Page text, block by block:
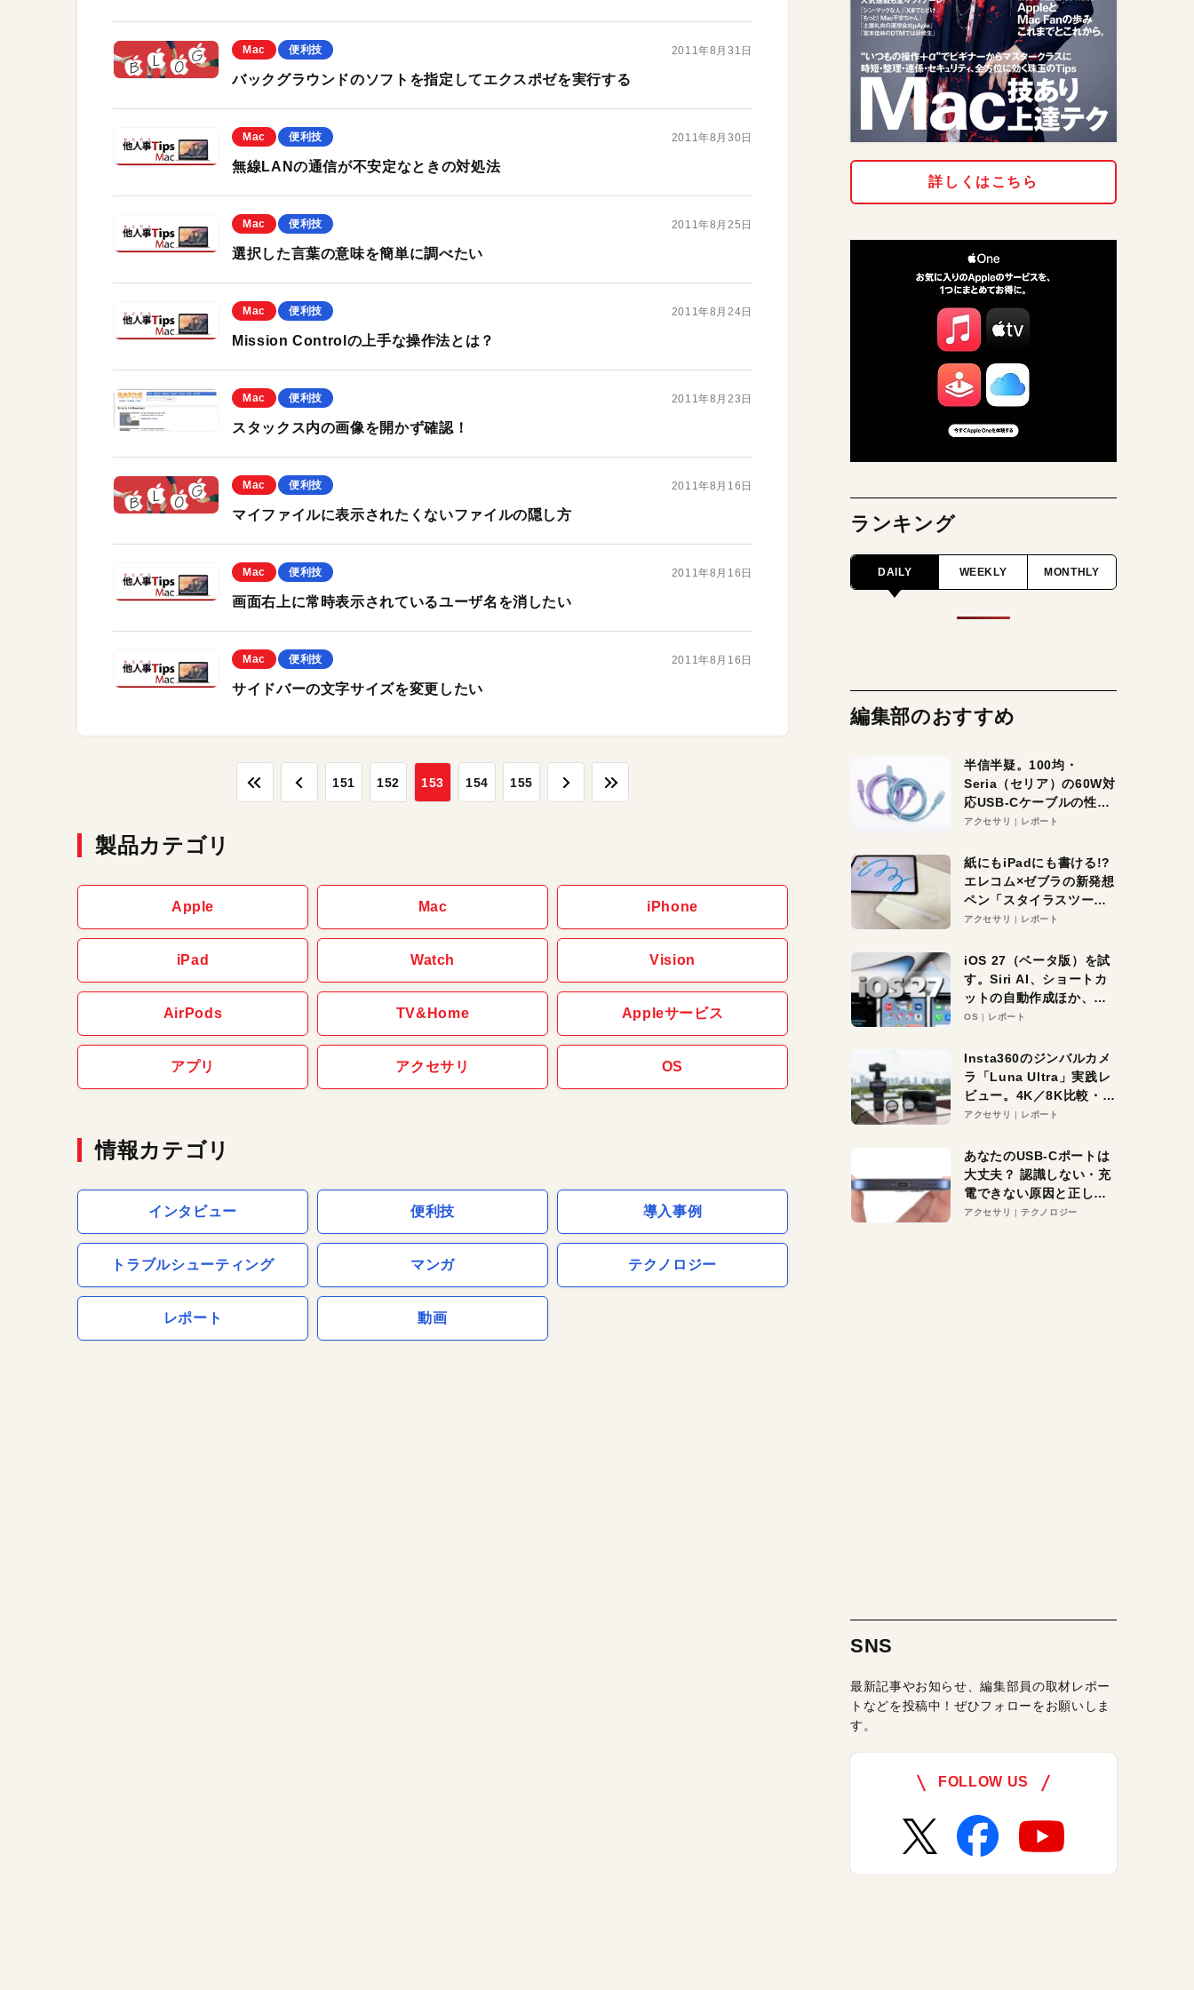
Mac 便利技 2011年8月31日
バックグラウンドのソフトを指定してエクスポゼを実行する
Mac 便利技 2011年8月30日
無線LANの通信が不安定なときの対処法
Mac 便利技 2011年8月25日
選択した言葉の意味を簡単に調べたい
Mac 便利技 2011年8月24日
Mission Controlの上手な操作法とは？
Mac 便利技 2011年8月23日
スタックス内の画像を開かず確認！
Mac 便利技 2011年8月16日
マイファイルに表示されたくないファイルの隠し方
Mac 便利技 2011年8月16日
画面右上に常時表示されているユーザ名を消したい
Mac 便利技 2011年8月16日
サイドバーの文字サイズを変更したい
151 152 153 154 155
製品カテゴリ
Apple Mac iPhone
iPad Watch Vision
AirPods TV&Home Appleサービス
アプリ アクセサリ OS
情報カテゴリ
インタビュー 便利技 導入事例
トラブルシューティング マンガ テクノロジー
レポート 動画
詳しくはこちら
ランキング
DAILY WEEKLY MONTHLY
編集部のおすすめ
半信半疑。100均・
Seria（セリア）の60W対
応USB-Cケーブルの性能
を検証。超コスパの1本を
アクセサリ レポート
紙にもiPadにも書ける!?
エレコム×ゼブラの新発想
ペン「スタイラスツーウ
ェイ」レビュー。持ち替
アクセサリ レポート
iOS 27（ベータ版）を試
す。Siri AI、ショートカ
ットの自動作成ほか、期
待大の便利機能5選。
る未来はすぐそこ！
OS レポート
Insta360のジンバルカメ
ラ「Luna Ultra」実践レ
ビュー。4K／8K比較・ズ
ーム・夜間撮影をチェッ
アクセサリ レポート
あなたのUSB-Cポートは
大丈夫？ 認識しない・充
電できない原因と正しい
対策
アクセサリ テクノロジー
SNS
最新記事やお知らせ、編集部員の取材レポー
トなどを投稿中！ぜひフォローをお願いしま
す。
FOLLOW US